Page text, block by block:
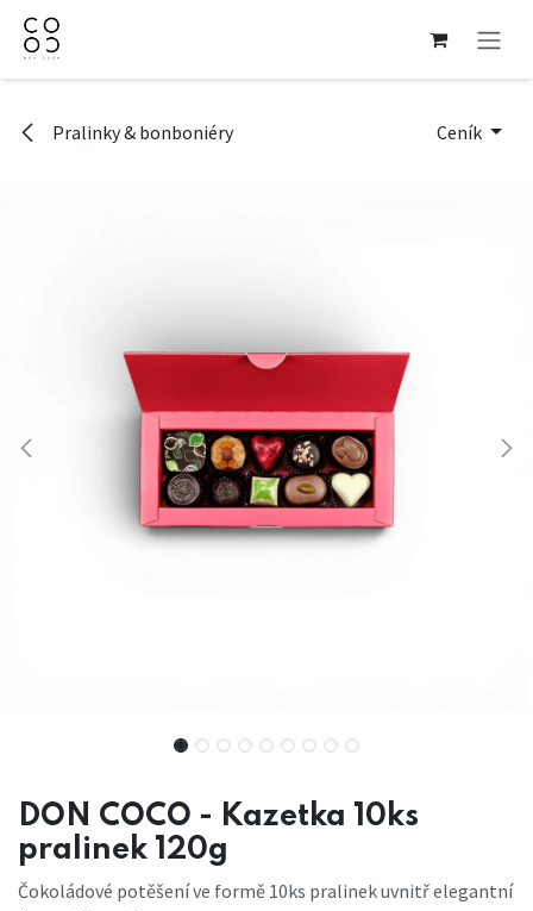
Přejít na obsah
Pralinky & bonboniéry Ceník
DON COCO - Kazetka 10ks
pralinek 120g
Čokoládové potěšení ve formě 10ks pralinek uvnitř elegantní